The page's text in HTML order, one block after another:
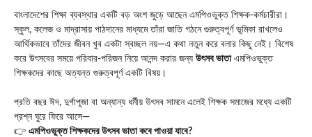
বাংলাদেশের শিক্ষা ব্যবস্থার একটি বড় অংশ জুড়ে আছেন এমপিওভুক্ত শিক্ষক-কর্মচারীরা।
স্কুল, কলেজ ও মাদ্রাসায় পাঠদানের মাধ্যমে তাঁরা জাতি গঠনে গুরুত্বপূর্ণ ভূমিকা রাখলেও
আর্থিকভাবে তাঁদের জীবন খুব একটা স্বচ্ছল নয়—এ কথা নতুন করে বলার কিছু নেই। বিশেষ
করে উৎসবের সময়ে পরিবার-পরিজন নিয়ে আনন্দ করার জন্য উৎসব ভাতাএমপিওভুক্ত
শিক্ষকদের কাছে অত্যন্ত গুরুত্বপূর্ণ একটি বিষয়।
প্রতি বছর ঈদ, দুর্গাপূজা বা অন্যান্য ধর্মীয় উৎসব সামনে এলেই শিক্ষক সমাজের মধ্যে একটি
প্রশ্ন ঘুরে ফিরে আসে—
👉 এমপিওভুক্ত শিক্ষকদের উৎসব ভাতা কবে পাওয়া যাবে?